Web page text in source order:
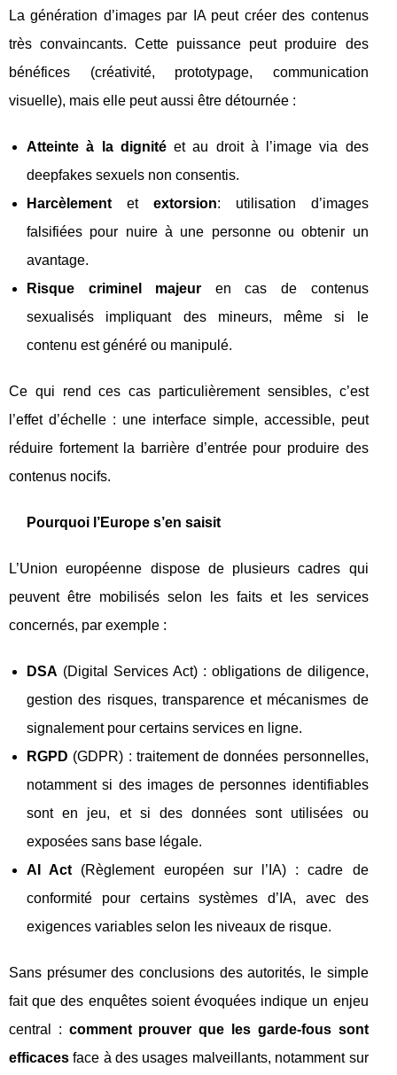
La génération d’images par IA peut créer des contenus
très convaincants. Cette puissance peut produire des
bénéfices (créativité, prototypage, communication
visuelle), mais elle peut aussi être détournée :
Atteinte à la dignitéet au droit à l’image via des
deepfakes sexuels non consentis.
Harcèlement et extorsion: utilisation d’images
falsifiées pour nuire à une personne ou obtenir un
avantage.
Risque criminel majeur en cas de contenus
sexualisés impliquant des mineurs, même si le
contenu est généré ou manipulé.
Ce qui rend ces cas particulièrement sensibles, c’est
l’effet d’échelle : une interface simple, accessible, peut
réduire fortement la barrière d’entrée pour produire des
contenus nocifs.
Pourquoi l’Europe s’en saisit
L’Union européenne dispose de plusieurs cadres qui
peuvent être mobilisés selon les faits et les services
concernés, par exemple :
DSA (Digital Services Act) : obligations de diligence,
gestion des risques, transparence et mécanismes de
signalement pour certains services en ligne.
RGPD (GDPR) : traitement de données personnelles,
notamment si des images de personnes identifiables
sont en jeu, et si des données sont utilisées ou
exposées sans base légale.
AI Act (Règlement européen sur l’IA) : cadre de
conformité pour certains systèmes d’IA, avec des
exigences variables selon les niveaux de risque.
Sans présumer des conclusions des autorités, le simple
fait que des enquêtes soient évoquées indique un enjeu
central : comment prouver que les garde-fous sont
efficaces face à des usages malveillants, notamment sur